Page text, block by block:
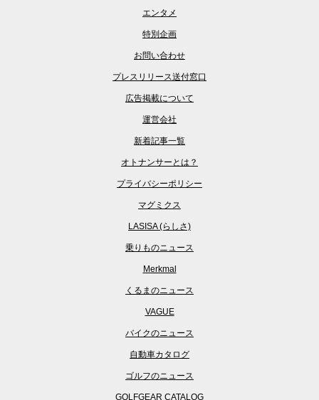
エンタメ
特別企画
お問い合わせ
プレスリリース送付窓口
広告掲載について
運営会社
新着記事一覧
オトナンサーとは？
プライバシーポリシー
マグミクス
LASISA (らしさ)
乗りものニュース
Merkmal
くるまのニュース
VAGUE
バイクのニュース
自動車カタログ
ゴルフのニュース
GOLFGEAR CATALOG